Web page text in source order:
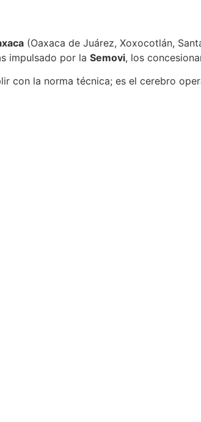
(Oaxaca de Juárez, Xoxocotlán,
impulsado por la Semovi, los
con la norma técnica; es el cerebro